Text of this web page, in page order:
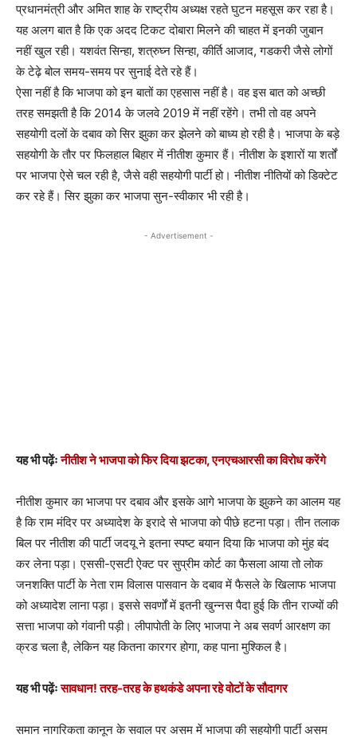
प्रधानमंत्री और अमित शाह के राष्ट्रीय अध्यक्ष रहते घुटन महसूस कर रहा है।
यह अलग बात है कि एक अदद टिकट दोबारा मिलने की चाहत में इनकी जुबान
नहीं खुल रही। यशवंत सिन्हा, शत्रुघ्न सिन्हा, कीर्ति आजाद, गडकरी जैसे लोगों
के टेढ़े बोल समय-समय पर सुनाई देते रहे हैं।
ऐसा नहीं है कि भाजपा को इन बातों का एहसास नहीं है। वह इस बात को अच्छी
तरह समझती है कि 2014 के जलवे 2019 में नहीं रहेंगे। तभी तो वह अपने
सहयोगी दलों के दबाव को सिर झुका कर झेलने को बाध्य हो रही है। भाजपा के बड़े
सहयोगी के तौर पर फिलहाल बिहार में नीतीश कुमार हैं। नीतीश के इशारों या शर्तों
पर भाजपा ऐसे चल रही है, जैसे वही सहयोगी पार्टी हो। नीतीश नीतियों को डिक्टेट
कर रहे हैं। सिर झुका कर भाजपा सुन-स्वीकार भी रही है।
- Advertisement -
यह भी पढ़ेंःनीतीश ने भाजपा को फिर दिया झटका, एनएचआरसी का विरोध करेंगे
नीतीश कुमार का भाजपा पर दबाव और इसके आगे भाजपा के झुकने का आलम यह
है कि राम मंदिर पर अध्यादेश के इरादे से भाजपा को पीछे हटना पड़ा। तीन तलाक
बिल पर नीतीश की पार्टी जदयू ने इतना स्पष्ट बयान दिया कि भाजपा को मुंह बंद
कर लेना पड़ा। एससी-एसटी ऐक्ट पर सुप्रीम कोर्ट का फैसला आया तो लोक
जनशक्ति पार्टी के नेता राम विलास पासवान के दबाव में फैसले के खिलाफ भाजपा
को अध्यादेश लाना पड़ा। इससे सवर्णों में इतनी खुन्नस पैदा हुई कि तीन राज्यों की
सत्ता भाजपा को गंवानी पड़ी। लीपापोती के लिए भाजपा ने अब सवर्ण आरक्षण का
क्रड चला है, लेकिन यह कितना कारगर होगा, कह पाना मुश्किल है।
यह भी पढ़ेंःसावधान! तरह-तरह के हथकंडे अपना रहे वोटों के सौदागर
समान नागरिकता कानून के सवाल पर असम में भाजपा की सहयोगी पार्टी असम